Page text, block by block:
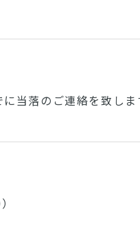
当落のご連絡を致しま